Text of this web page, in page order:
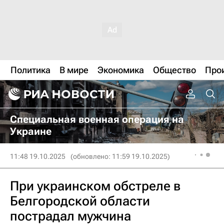
Политика В мире Экономика Общество
Специальная военная операция на
Украине
11:48 19.10.2025 (обновлено: 11:59 19.10.2025)
При украинском обстреле в
Белгородской области
пострадал мужчина